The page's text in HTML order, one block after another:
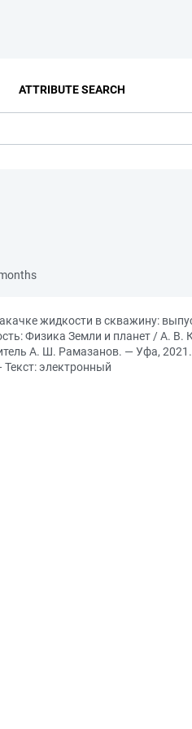
ATTRIBUTE SEARCH
жидкости в скважину:
Физика Земли и планет / А. В.
А. Ш. Рамазанов. — Уфа,
Текст: электронный